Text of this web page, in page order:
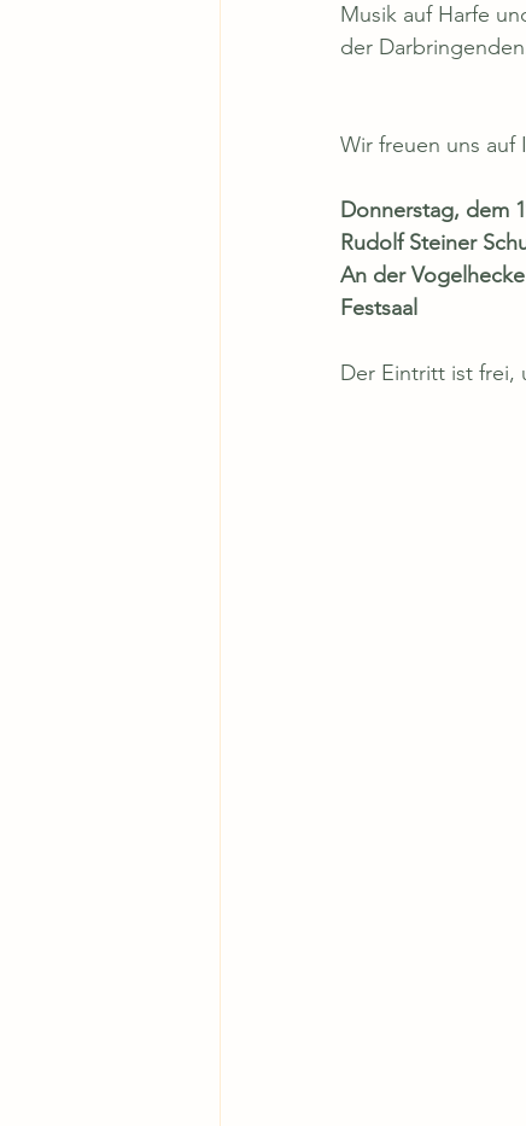
Musik auf Harfe
der
Wir freuen uns auf
Donnerstag, dem
Rudolf Steiner
An der Vogelhecke
Festsaal
Der Eintritt ist frei,